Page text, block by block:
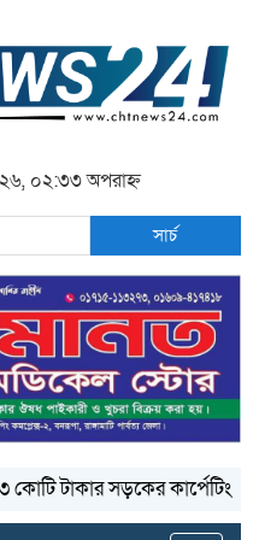
০২:৩৩ অপরাহ্ন
সার্চ
টাকার সড়কের কার্পেটিং উঠে